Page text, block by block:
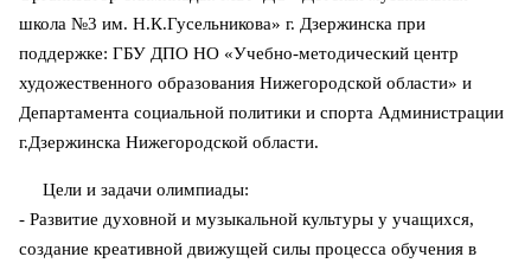
школа №3 им. Н.К.Гусельникова» г. Дзержинска при
поддержке: ГБУ ДПО НО «Учебно-методический центр
художественного образования Нижегородской области» и
Департамента социальной политики и спорта Администрации
г.Дзержинска Нижегородской области.
Цели и задачи олимпиады:
- Развитие духовной и музыкальной культуры у учащихся,
создание креативной движущей силы процесса обучения в